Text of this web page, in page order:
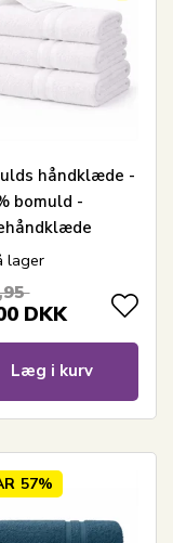
håndklæde -
bomuld -
cm - Hvid
lager
DKK
Læg i kurv
57%